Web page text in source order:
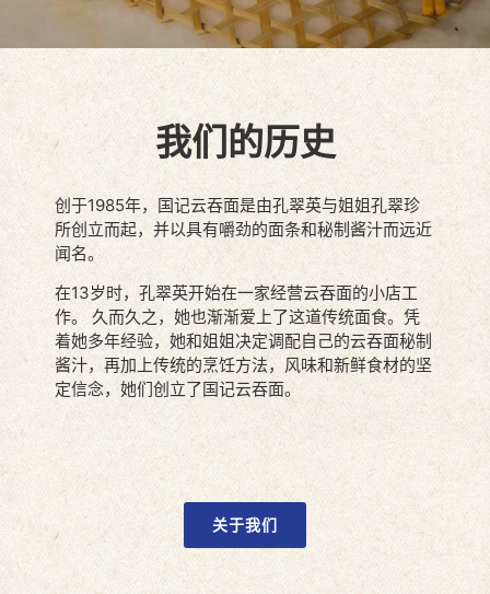
我们的历史
创于1985年，国记云吞面是由孔翠英与姐姐孔翠珍
所创立而起，并以具有嚼劲的面条和秘制酱汁而远近
闻名。
在13岁时，孔翠英开始在一家经营云吞面的小店工
作。 久而久之，她也渐渐爱上了这道传统面食。凭
着她多年经验，她和姐姐决定调配自己的云吞面秘制
酱汁，再加上传统的烹饪方法，风味和新鲜食材的坚
定信念，她们创立了国记云吞面。
关于我们